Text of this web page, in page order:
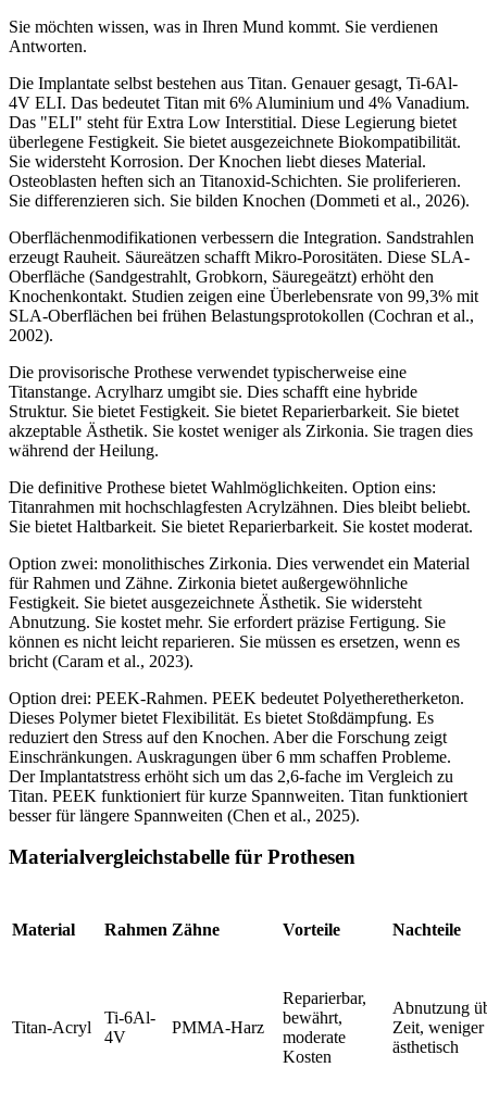
Sie möchten wissen, was in Ihren Mund kommt. Sie verdienen
Antworten.
Die Implantate selbst bestehen aus Titan. Genauer gesagt, Ti-6Al-
4V ELI. Das bedeutet Titan mit 6% Aluminium und 4% Vanadium.
Das "ELI" steht für Extra Low Interstitial. Diese Legierung bietet
überlegene Festigkeit. Sie bietet ausgezeichnete Biokompatibilität.
Sie widersteht Korrosion. Der Knochen liebt dieses Material.
Osteoblasten heften sich an Titanoxid-Schichten. Sie proliferieren.
Sie differenzieren sich. Sie bilden Knochen (Dommeti et al., 2026).
Oberflächenmodifikationen verbessern die Integration. Sandstrahlen
erzeugt Rauheit. Säureätzen schafft Mikro-Porositäten. Diese SLA-
Oberfläche (Sandgestrahlt, Grobkorn, Säuregeätzt) erhöht den
Knochenkontakt. Studien zeigen eine Überlebensrate von 99,3% mit
SLA-Oberflächen bei frühen Belastungsprotokollen (Cochran et al.,
2002).
Die provisorische Prothese verwendet typischerweise eine
Titanstange. Acrylharz umgibt sie. Dies schafft eine hybride
Struktur. Sie bietet Festigkeit. Sie bietet Reparierbarkeit. Sie bietet
akzeptable Ästhetik. Sie kostet weniger als Zirkonia. Sie tragen dies
während der Heilung.
Die definitive Prothese bietet Wahlmöglichkeiten. Option eins:
Titanrahmen mit hochschlagfesten Acrylzähnen. Dies bleibt beliebt.
Sie bietet Haltbarkeit. Sie bietet Reparierbarkeit. Sie kostet moderat.
Option zwei: monolithisches Zirkonia. Dies verwendet ein Material
für Rahmen und Zähne. Zirkonia bietet außergewöhnliche
Festigkeit. Sie bietet ausgezeichnete Ästhetik. Sie widersteht
Abnutzung. Sie kostet mehr. Sie erfordert präzise Fertigung. Sie
können es nicht leicht reparieren. Sie müssen es ersetzen, wenn es
bricht (Caram et al., 2023).
Option drei: PEEK-Rahmen. PEEK bedeutet Polyetheretherketon.
Dieses Polymer bietet Flexibilität. Es bietet Stoßdämpfung. Es
reduziert den Stress auf den Knochen. Aber die Forschung zeigt
Einschränkungen. Auskragungen über 6 mm schaffen Probleme.
Der Implantatstress erhöht sich um das 2,6-fache im Vergleich zu
Titan. PEEK funktioniert für kurze Spannweiten. Titan funktioniert
besser für längere Spannweiten (Chen et al., 2025).
Materialvergleichstabelle für Prothesen
Material Rahmen Zähne Vorteile Nachteile
Titan-Acryl
Ti-6Al-
4V
PMMA-Harz
Reparierbar,
bewährt,
moderate
Kosten
Abnutzung
Zeit, weniger
ästhetisch